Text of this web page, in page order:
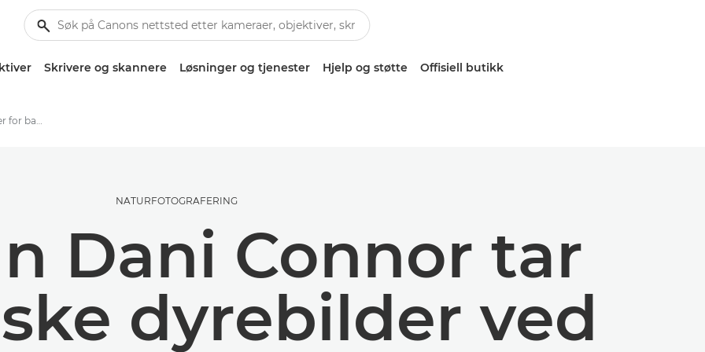
Skrivere og skannere Løsninger og tjenester Hjelp og støtte Offisiell butikk
Dani Connors teknikker for bakgrunnsbelyste dyrebilder
NATURFOTOGRAFERING
Dani Connor tar
dyrebilder ved